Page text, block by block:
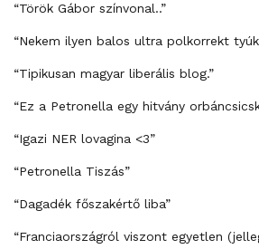
“Török Gábor színvonal..”
“Nekem ilyen balos ultra polkorrekt
“Tipikusan magyar liberális blog.”
“Ez a Petronella egy hitvány
“Igazi NER lovagina <3”
“Petronella Tiszás”
“Dagadék főszakértő liba”
“Franciaországról viszont egyetlen